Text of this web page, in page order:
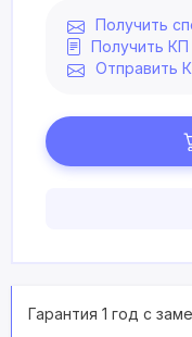
Получить
Получить КП
Отправить
Гарантия 1 год с